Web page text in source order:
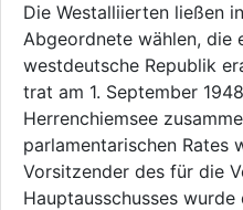
Die Westalliierten ließen
Abgeordnete wählen, die
westdeutsche Republik
trat am 1. September
Herrenchiemsee
parlamentarischen Rates
Vorsitzender des für die
Hauptausschusses